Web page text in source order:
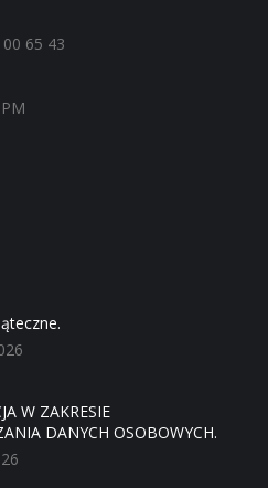
65 43
W ZAKRESIE
DANYCH OSOBOWYCH.